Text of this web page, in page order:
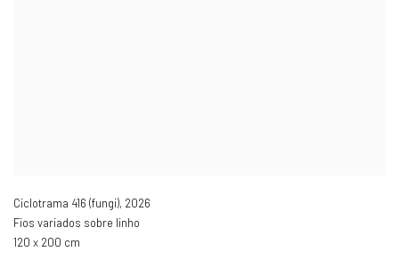
Ciclotrama 416 (fungi), 2026
Fios variados sobre linho
120 x 200 cm